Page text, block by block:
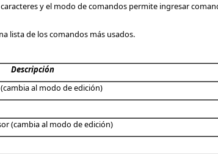
y el modo de comandos permite ingresar
lista de los comandos más usados.
Descripción
al modo de edición)
(cambia al modo de edición)